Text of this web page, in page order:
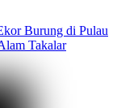
Burung di Pulau
Takalar